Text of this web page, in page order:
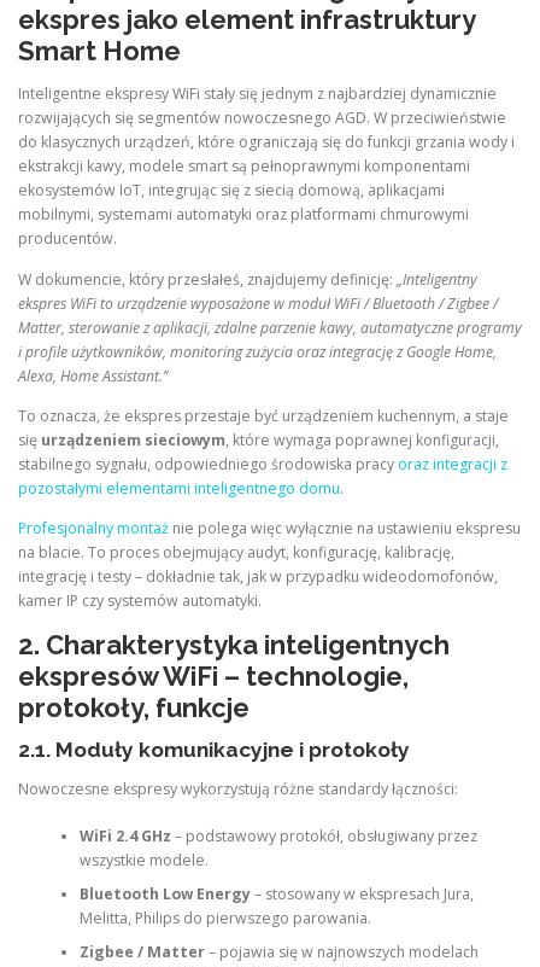
ekspres jako element infrastruktury
Smart Home
Inteligentne ekspresy WiFi stały się jednym z najbardziej dynamicznie
rozwijających się segmentów nowoczesnego AGD. W przeciwieństwie
do klasycznych urządzeń, które ograniczają się do funkcji grzania wody i
ekstrakcji kawy, modele smart są pełnoprawnymi komponentami
ekosystemów IoT, integrując się z siecią domową, aplikacjami
mobilnymi, systemami automatyki oraz platformami chmurowymi
producentów.
W dokumencie, który przesłałeś, znajdujemy definicję: „Inteligentny
ekspres WiFi to urządzenie wyposażone w moduł WiFi / Bluetooth / Zigbee /
Matter, sterowanie z aplikacji, zdalne parzenie kawy, automatyczne programy
i profile użytkowników, monitoring zużycia oraz integrację z Google Home,
Alexa, Home Assistant.”
To oznacza, że ekspres przestaje być urządzeniem kuchennym, a staje
się urządzeniem sieciowym, które wymaga poprawnej konfiguracji,
stabilnego sygnału, odpowiedniego środowiska pracy oraz integracji z
pozostałymi elementami inteligentnego domu.
Profesjonalny montaż nie polega więc wyłącznie na ustawieniu ekspresu
na blacie. To proces obejmujący audyt, konfigurację, kalibrację,
integrację i testy – dokładnie tak, jak w przypadku wideodomofonów,
kamer IP czy systemów automatyki.
2. Charakterystyka inteligentnych
ekspresów WiFi – technologie,
protokoły, funkcje
2.1. Moduły komunikacyjne i protokoły
Nowoczesne ekspresy wykorzystują różne standardy łączności:
WiFi 2.4 GHz – podstawowy protokół, obsługiwany przez
wszystkie modele.
Bluetooth Low Energy– stosowany w ekspresach Jura,
Melitta, Philips do pierwszego parowania.
Zigbee / Matter– pojawia się w najnowszych modelach